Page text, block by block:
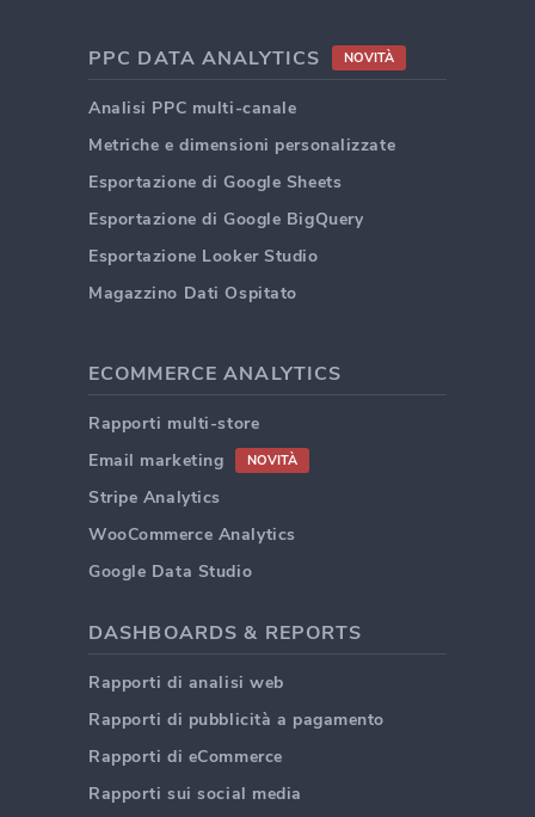
PPC DATA ANALYTICS NOVITÀ
Analisi PPC multi-canale
Metriche e dimensioni personalizzate
Esportazione di Google Sheets
Esportazione di Google BigQuery
Esportazione Looker Studio
Magazzino Dati Ospitato
ECOMMERCE ANALYTICS
Rapporti multi-store
Email marketing
NOVITÀ
Stripe Analytics
WooCommerce Analytics
Google Data Studio
DASHBOARDS & REPORTS
Rapporti di analisi web
Rapporti di pubblicità a pagamento
Rapporti di eCommerce
Rapporti sui social media